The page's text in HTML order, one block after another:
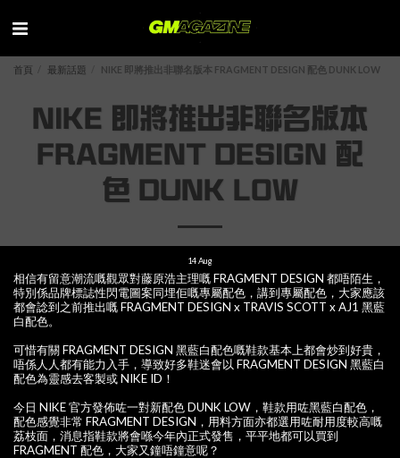
首頁 最新話題 NIKE 即將推出非聯名版本 FRAGMENT DESIGN 配色 DUNK LOW
NIKE 即將推出非聯名版本
FRAGMENT DESIGN 配
色 DUNK LOW
14Aug
相信有留意潮流嘅觀眾對藤原浩主理嘅 FRAGMENT DESIGN 都唔陌生，
特別係品牌標誌性閃電圖案同埋佢嘅專屬配色，講到專屬配色，大家應該
都會諗到之前推出嘅 FRAGMENT DESIGN x TRAVIS SCOTT x AJ1 黑藍
白配色。
可惜有關 FRAGMENT DESIGN 黑藍白配色嘅鞋款基本上都會炒到好貴，
唔係人人都有能力入手，導致好多鞋迷會以 FRAGMENT DESIGN 黑藍白
配色為靈感去客製或 NIKE ID！
今日 NIKE 官方發佈咗一對新配色 DUNK LOW，鞋款用咗黑藍白配色，
配色感覺非常 FRAGMENT DESIGN，用料方面亦都選用咗耐用度較高嘅
荔枝面，消息指鞋款將會喺今年內正式發售，平平地都可以買到
FRAGMENT 配色，大家又鐘唔鐘意呢？